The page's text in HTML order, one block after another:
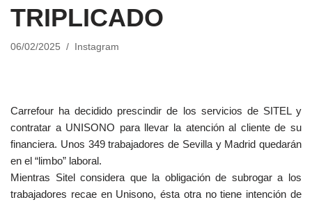
TRIPLICADO
06/02/2025 Instagram
Carrefour ha decidido prescindir de los servicios de SITEL y
contratar a UNISONO para llevar la atención al cliente de su
financiera. Unos 349 trabajadores de Sevilla y Madrid quedarán
en el “limbo” laboral.
Mientras Sitel considera que la obligación de subrogar a los
trabajadores recae en Unisono, ésta otra no tiene intención de